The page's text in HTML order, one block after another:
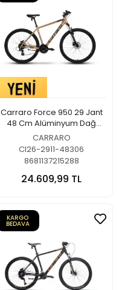
Carraro Force 950 29 Jant
48 Cm Alüminyum Dağ
Bisikleti Bronz-Siyah-Beyaz
CARRARO
CI26-2911-48306
8681137215288
24.609,99 TL
KARGO
BEDAVA